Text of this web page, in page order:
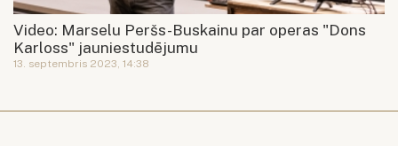
Video: Marselu Peršs-Buskainu par operas "Dons
Karloss" jauniestudējumu
13. septembris 2023, 14:38